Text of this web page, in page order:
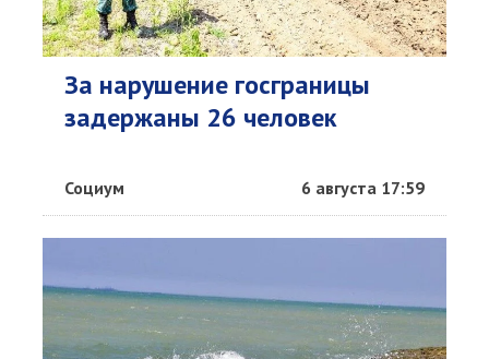
За нарушение госграницы
задержаны 26 человек
Социум 6 августа 17:59